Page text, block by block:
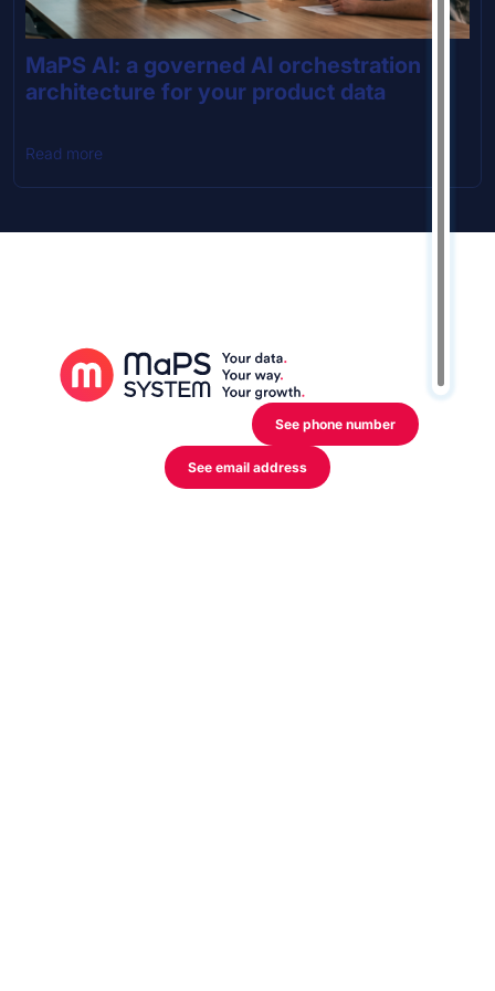
MaPS AI: a governed AI orchestration
architecture for your product data
Read more
See phone number
See email address